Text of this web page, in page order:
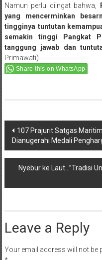
Namun perlu diingat bahwa,
yang mencerminkan
tingginya tuntutan
semakin tinggi Pangkat
tanggung jawab dan
Primawati)
Share this on WhatsApp
Post
navigation
107 Prajurit Satgas
Dianugerahi Medali
Nyebur ke Laut…”Tradisi
Leave a Reply
Your email address will not be